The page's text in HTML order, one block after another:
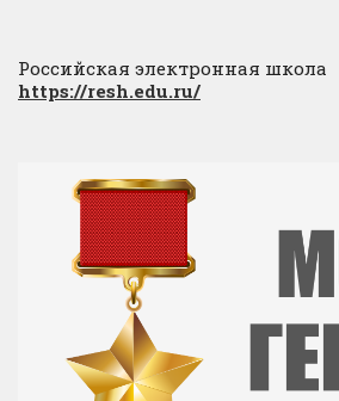
Российская электронная школа
https://resh.edu.ru/